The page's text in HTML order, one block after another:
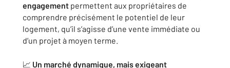
engagement permettent aux propriétaires de
comprendre précisément le potentiel de leur
logement, qu’il s’agisse d’une vente immédiate ou
d’un projet à moyen terme.
📈 Un marché dynamique, mais exigeant